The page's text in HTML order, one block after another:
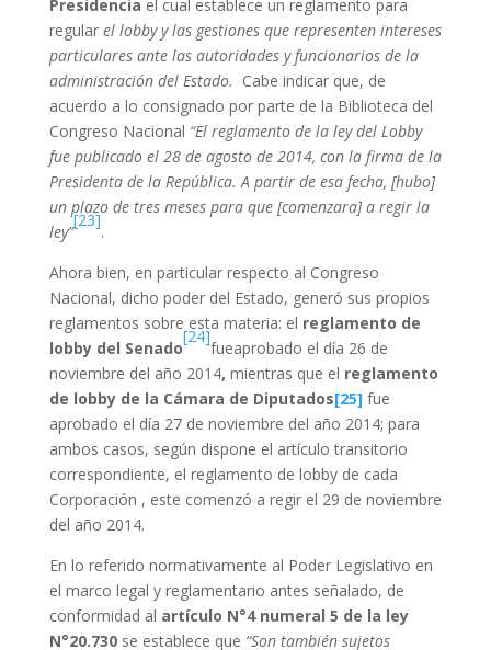
Presidencia el cual establece un reglamento para
regular el lobby y las gestiones que representen intereses
particulares ante las autoridades y funcionarios de la
administración del Estado. Cabe indicar que, de
acuerdo a lo consignado por parte de la Biblioteca del
Congreso Nacional “El reglamento de la ley del Lobby
fue publicado el 28 de agosto de 2014, con la firma de la
Presidenta de la República. A partir de esa fecha, [hubo]
un plazo de tres meses para que [comenzara] a regir la
ley”
[23]
.
Ahora bien, en particular respecto al Congreso
Nacional, dicho poder del Estado, generó sus propios
reglamentos sobre esta materia: el reglamento de
lobby del Senado
[24]
fueaprobado el día 26 de
noviembre del año 2014, mientras que el reglamento
de lobby de la Cámara de Diputados[25] fue
aprobado el día 27 de noviembre del año 2014; para
ambos casos, según dispone el artículo transitorio
correspondiente, el reglamento de lobby de cada
Corporación , este comenzó a regir el 29 de noviembre
del año 2014.
En lo referido normativamente al Poder Legislativo en
el marco legal y reglamentario antes señalado, de
conformidad al artículo N°4 numeral 5 de la ley
N°20.730se establece que “Son también sujetos